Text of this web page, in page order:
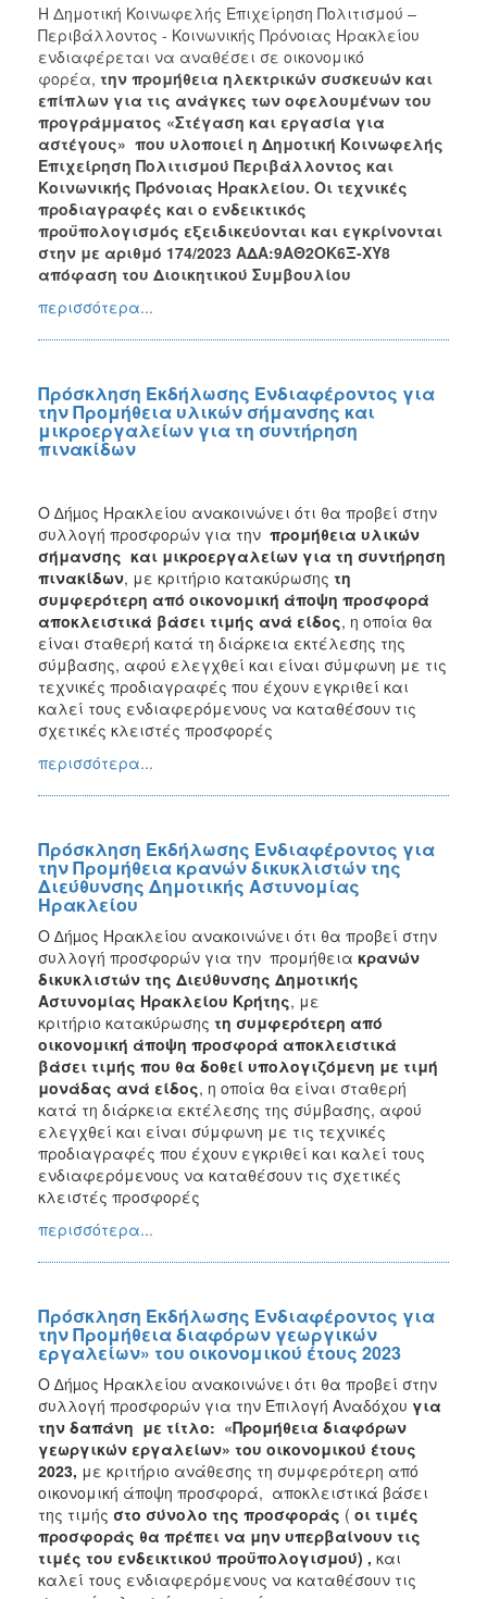
H Δημοτική Κοινωφελής Επιχείρηση Πολιτισμού –
Περιβάλλοντος - Κοινωνικής Πρόνοιας Ηρακλείου
ενδιαφέρεται να αναθέσει σε οικονομικό
φορέα, την προμήθεια ηλεκτρικών συσκευών και
επίπλων για τις ανάγκες των οφελουμένων του
προγράμματος «Στέγαση και εργασία για
αστέγους» που υλοποιεί η Δημοτική Κοινωφελής
Επιχείρηση Πολιτισμού Περιβάλλοντος και
Κοινωνικής Πρόνοιας Ηρακλείου. Οι τεχνικές
προδιαγραφές και ο ενδεικτικός
προϋπολογισμός εξειδικεύονται και εγκρίνονται
στην με αριθμό 174/2023 ΑΔΑ:9ΑΘ2ΟΚ6Ξ-ΧΥ8
απόφαση του Διοικητικού Συμβουλίου
περισσότερα...
Πρόσκληση Εκδήλωσης Ενδιαφέροντος για
την Προμήθεια υλικών σήμανσης και
μικροεργαλείων για τη συντήρηση
πινακίδων
Ο ∆ήµος Ηρακλείου ανακοινώνει ότι θα προβεί στην
συλλογή προσφορών για την προμήθεια υλικών
σήμανσης και μικροεργαλείων για τη συντήρηση
πινακίδων, με κριτήριο κατακύρωσης τη
συμφερότερη από οικονομική άποψη προσφορά
αποκλειστικά βάσει τιμής ανά είδος, η οποία θα
είναι σταθερή κατά τη διάρκεια εκτέλεσης της
σύμβασης, αφού ελεγχθεί και είναι σύμφωνη με τις
τεχνικές προδιαγραφές που έχουν εγκριθεί και
καλεί τους ενδιαφερόμενους να καταθέσουν τις
σχετικές κλειστές προσφορές
περισσότερα...
Πρόσκληση Εκδήλωσης Ενδιαφέροντος για
την Προμήθεια κρανών δικυκλιστών της
Διεύθυνσης Δημοτικής Αστυνομίας
Ηρακλείου
Ο ∆ήµος Ηρακλείου ανακοινώνει ότι θα προβεί στην
συλλογή προσφορών για την προμήθεια κρανών
δικυκλιστών της Διεύθυνσης Δημοτικής
Αστυνομίας Ηρακλείου Κρήτης, με
κριτήριο κατακύρωσης τη συμφερότερη από
οικονομική άποψη προσφορά αποκλειστικά
βάσει τιμής που θα δοθεί υπολογιζόμενη με τιμή
μονάδας ανά είδος, η οποία θα είναι σταθερή
κατά τη διάρκεια εκτέλεσης της σύμβασης, αφού
ελεγχθεί και είναι σύμφωνη με τις τεχνικές
προδιαγραφές που έχουν εγκριθεί και καλεί τους
ενδιαφερόμενους να καταθέσουν τις σχετικές
κλειστές προσφορές
περισσότερα...
Πρόσκληση Εκδήλωσης Ενδιαφέροντος για
την Προμήθεια διαφόρων γεωργικών
εργαλείων» του οικονομικού έτους 2023
Ο ∆ήµος Ηρακλείου ανακοινώνει ότι θα προβεί στην
συλλογή προσφορών για την Επιλογή Αναδόχου για
την δαπάνη με τίτλο: «Προμήθεια διαφόρων
γεωργικών εργαλείων» του οικονομικού έτους
2023, με κριτήριο ανάθεσης τη συμφερότερη από
οικονομική άποψη προσφορά, αποκλειστικά βάσει
της τιμής στο σύνολο της προσφοράς ( οι τιμές
προσφοράς θα πρέπει να μην υπερβαίνουν τις
τιμές του ενδεικτικού προϋπολογισμού) , και
καλεί τους ενδιαφερόμενους να καταθέσουν τις